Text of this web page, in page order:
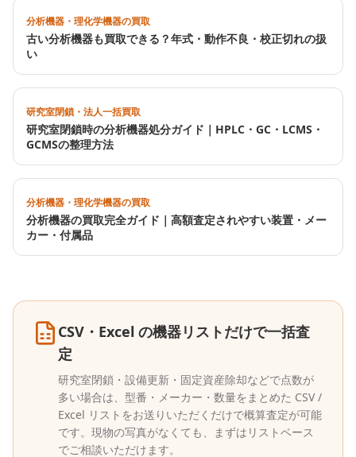
分析機器・理化学機器の買取
古い分析機器も買取できる？年式・動作不良・校正切れの扱
い
研究室閉鎖・法人一括買取
研究室閉鎖時の分析機器処分ガイド｜HPLC・GC・LCMS・
GCMSの整理方法
分析機器・理化学機器の買取
分析機器の買取完全ガイド｜高額査定されやすい装置・メー
カー・付属品
CSV・Excel の機器リストだけで一括査
定
研究室閉鎖・設備更新・固定資産除却などで点数が
多い場合は、型番・メーカー・数量をまとめた CSV /
Excel リストをお送りいただくだけで概算査定が可能
です。現物の写真がなくても、まずはリストベース
でご相談いただけます。